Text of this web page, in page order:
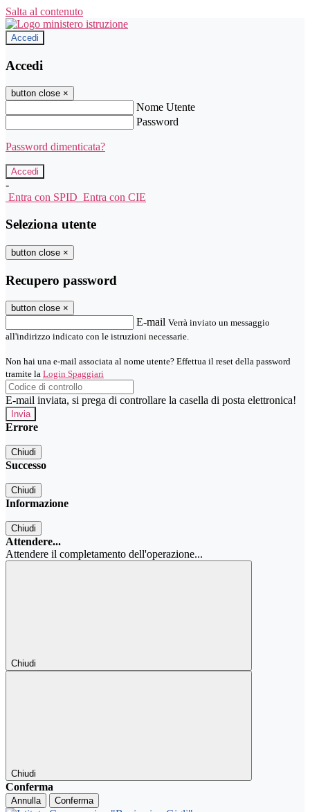
Salta al contenuto
Accedi
Accedi
button close ×
Nome Utente
Password
Password dimenticata?
-
Entra con SPID Entra con CIE
Seleziona utente
button close ×
Recupero password
button close ×
E-mail Verrà inviato un messaggio
all'indirizzo indicato con le istruzioni necessarie.
Non hai una e-mail associata al nome utente? Effettua il reset della password
tramite la Login Spaggiari
E-mail inviata, si prega di controllare la casella di posta elettronica!
Errore
Chiudi
Successo
Chiudi
Informazione
Chiudi
Attendere...
Attendere il completamento dell'operazione...
Chiudi
Chiudi
Conferma
Annulla Conferma